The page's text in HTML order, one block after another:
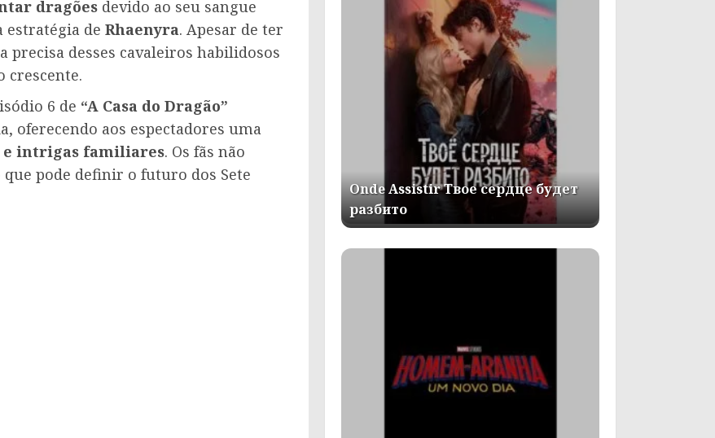
dragões devido ao seu sangue
de Rhaenyra. Apesar de ter
precisa desses cavaleiros habilidosos
crescente.
6 de “A Casa do Dragão”
oferecendo aos espectadores uma
intrigas familiares. Os fãs não
pode definir o futuro dos Sete
Onde Assistir Твое сердце будет
разбито